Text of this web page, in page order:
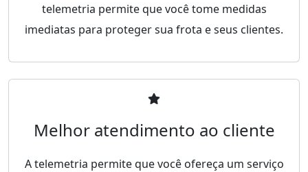
telemetria permite que você tome medidas
imediatas para proteger sua frota e seus clientes.
Melhor atendimento ao cliente
A telemetria permite que você ofereça um serviço